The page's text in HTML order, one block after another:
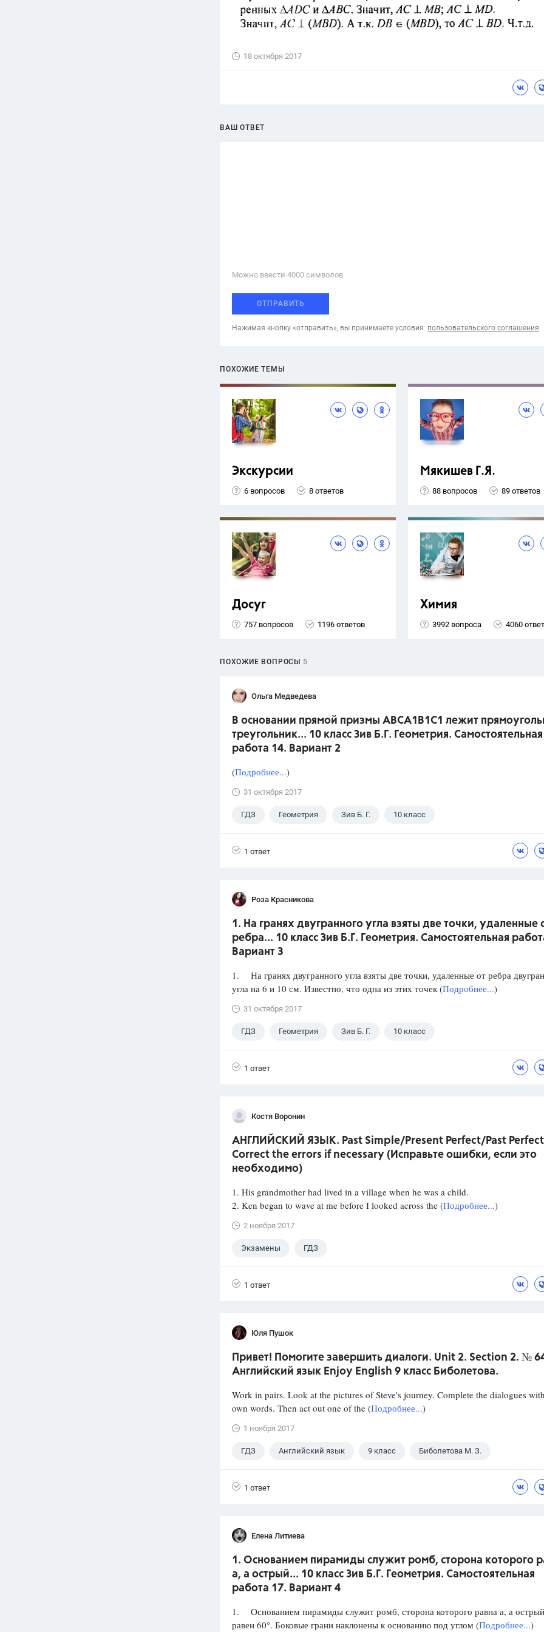
18 октября 2017
ВАШ ОТВЕТ
Можно ввести 4000 cимволов
ОТПРАВИТЬ
Нажимая кнопку «отправить», вы принимаете условия пользовательского соглашения
ПОХОЖИЕ ТЕМЫ
Экскурсии
6 вопросов 8 ответов
Мякишев Г.Я.
88 вопросов 89 ответов
Досуг
757 вопросов 1196 ответов
Химия
3992 вопроса 4060
ПОХОЖИЕ ВОПРОСЫ 5
Ольга Медведева
В основании прямой призмы АВСА1В1С1 лежит
треугольник... 10 класс Зив Б.Г. Геометрия. Самостоятельная
работа 14. Вариант 2
(Подробнее...)
31 октября 2017
ГДЗ Геометрия Зив Б. Г. 10 класс
1 ответ
Роза Красникова
1. На гранях двугранного угла взяты две точки, удаленные
ребра... 10 класс Зив Б.Г. Геометрия. Самостоятельная
Вариант 3
1. На гранях двугранного угла взяты две точки, удаленные от ребра
угла на 6 и 10 см. Известно, что одна из этих точек (Подробнее...)
31 октября 2017
ГДЗ Геометрия Зив Б. Г. 10 класс
1 ответ
Костя Воронин
АНГЛИЙСКИЙ ЯЗЫК. Past Simple/Present Perfect/Past
Correct the errors if necessary (Исправьте ошибки, если это
необходимо)
1. His grandmother had lived in a village when he was a child.
2. Ken began to wave at me before I looked across the (Подробнее...)
2 ноября 2017
Экзамены ГДЗ
1 ответ
Юля Пушок
Привет! Помогите завершить диалоги. Unit 2. Section 2. №
Английский язык Enjoy English 9 класс Биболетова.
Work in pairs. Look at the pictures of Steve's journey. Complete the dialogues
own words. Then act out one of the (Подробнее...)
1 ноября 2017
ГДЗ Английский язык 9 класс Биболетова М. З.
1 ответ
Елена Литиева
1. Основанием пирамиды служит ромб, сторона которого
а, а острый... 10 класс Зив Б.Г. Геометрия. Самостоятельная
работа 17. Вариант 4
1. Основанием пирамиды служит ромб, сторона которого равна а, а
равен 60°. Боковые грани наклонены к основанию под углом (Подробнее...)